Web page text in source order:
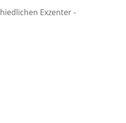
Exzenter -